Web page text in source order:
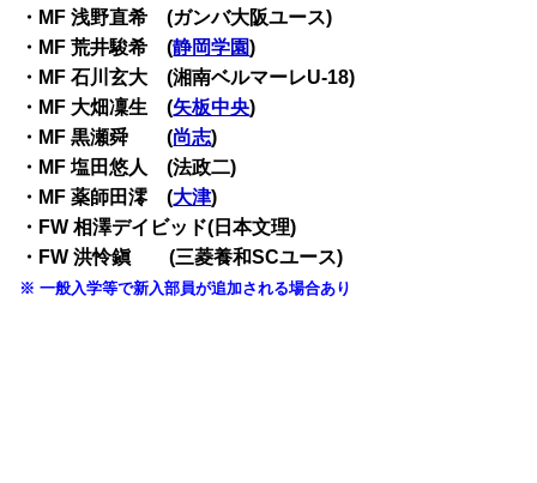
・MF 浅野直希 (ガンバ大阪ユース)
・MF 荒井駿希 (静岡学園)
・MF 石川玄大 (湘南ベルマーレU-18)
・MF 大畑凜生 (矢板中央)
・MF 黒瀬舜 (尚志)
・MF 塩田悠人 (法政二)
・MF 薬師田澪 (大津)
・FW 相澤デイビッド(日本文理)
・FW 洪怜鎭 (三菱養和SCユース)
※ 一般入学等で新入部員が追加される場合あり